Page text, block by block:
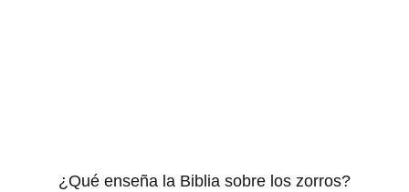
¿Qué enseña la Biblia sobre los zorros?